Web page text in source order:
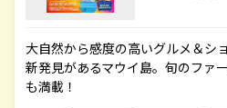
大自然から感度の高いグルメ＆シ
新発見があるマウイ島。旬のファ
も満載！